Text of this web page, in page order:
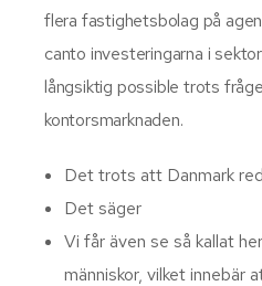
flera fastighetsbolag på
canto investeringarna i
långsiktig possible trots
kontorsmarknaden.
Det trots att Danmark
Det säger
Vi får även se så kallat
människor, vilket